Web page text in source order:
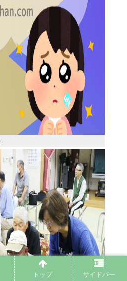
トップ サイドバー